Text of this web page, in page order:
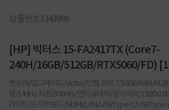
상품번호1343989
[HP] 빅터스 15-FA2417TX (Core7-
240H/16GB/512GB/RTX5060/FD)
컨슈머/업그레이드/Victus/인텔 코어 7/16GB RAM/
형/144Hz 지원/300nits/안티글레어/광시야각/
라이트/숫자키보드/HDMI/LAN/USBType-C/